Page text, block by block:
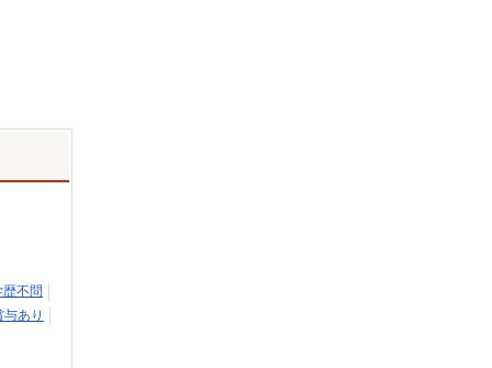
歴不問
あり